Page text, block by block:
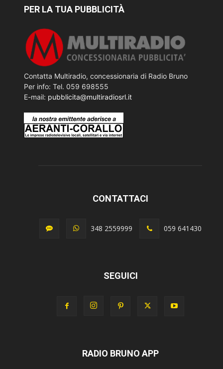
PER LA TUA PUBBLICITÀ
Contatta Multiradio, concessionaria di Radio Bruno
Per info: Tel. 059 698555
E-mail: pubblicita@multiradiosrl.it
CONTATTACI
348 2559999 059 641430
SEGUICI
RADIO BRUNO APP